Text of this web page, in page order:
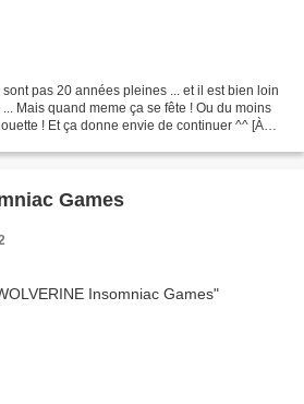
sont pas 20 années pleines ... et il est bien loin
Mais quand meme ça se fête ! Ou du moins
! Et ça donne envie de continuer ^^ [À
Games